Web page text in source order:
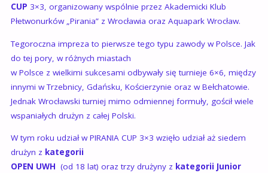
CUP 3×3, organizowany wspólnie przez Akademicki Klub
Płetwonurków „Pirania” z Wrocławia oraz Aquapark Wrocław.
Tegoroczna impreza to pierwsze tego typu zawody w Polsce. Jak
do tej pory, w różnych miastach
w Polsce z wielkimi sukcesami odbywały się turnieje 6×6, między
innymi w Trzebnicy, Gdańsku, Kościerzynie oraz w Bełchatowie.
Jednak Wrocławski turniej mimo odmiennej formuły, gościł wiele
wspaniałych drużyn z całej Polski.
W tym roku udział w PIRANIA CUP 3×3 wzięło udział aż siedem
drużyn z kategorii
OPEN UWH (od 18 lat) oraz trzy drużyny z kategorii Junior